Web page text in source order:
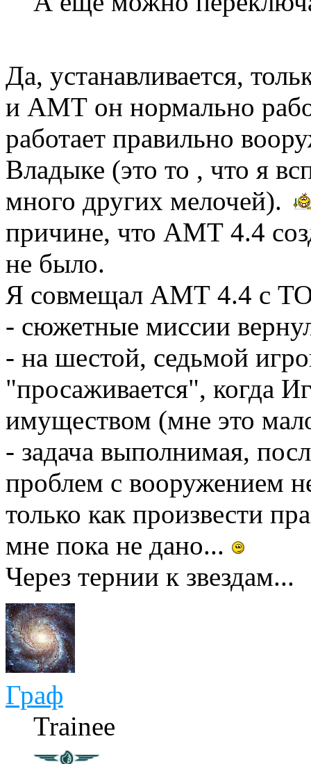
Да, устанавливается,
и АМТ он нормально
работает правильно
Владыке (это то , что я
много других мелочей).
причине, что АМТ 4.4
не было.
Я совмещал АМТ 4.4 с
- сюжетные миссии
- на шестой, седьмой
"просаживается", когда
имуществом (мне это
- задача выполнимая,
проблем с вооружением
только как произвести
мне пока не дано...
Через тернии к звездам...
Граф
Trainee